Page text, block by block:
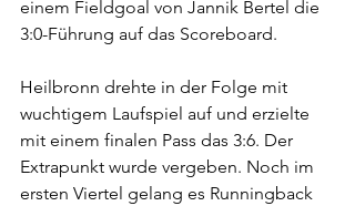
einem Fieldgoal von Jannik Bertel die
3:0-Führung auf das Scoreboard.
Heilbronn drehte in der Folge mit
wuchtigem Laufspiel auf und erzielte
mit einem finalen Pass das 3:6. Der
Extrapunkt wurde vergeben. Noch im
ersten Viertel gelang es Runningback